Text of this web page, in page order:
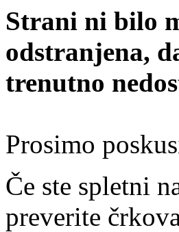
Strani ni bilo
odstranjena,
trenutno
Prosimo
Če ste spletni
preverite